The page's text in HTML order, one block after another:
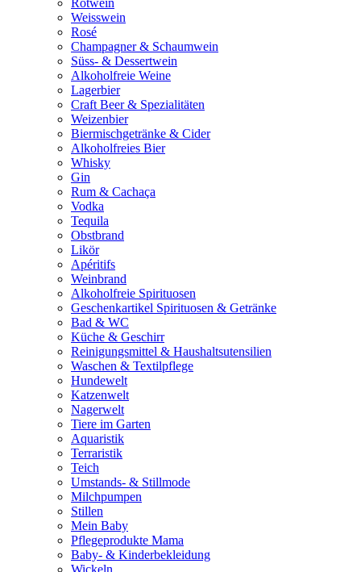
Rotwein
Weisswein
Rosé
Champagner & Schaumwein
Süss- & Dessertwein
Alkoholfreie Weine
Lagerbier
Craft Beer & Spezialitäten
Weizenbier
Biermischgetränke & Cider
Alkoholfreies Bier
Whisky
Gin
Rum & Cachaça
Vodka
Tequila
Obstbrand
Likör
Apéritifs
Weinbrand
Alkoholfreie Spirituosen
Geschenkartikel Spirituosen & Getränke
Bad & WC
Küche & Geschirr
Reinigungsmittel & Haushaltsutensilien
Waschen & Textilpflege
Hundewelt
Katzenwelt
Nagerwelt
Tiere im Garten
Aquaristik
Terraristik
Teich
Umstands- & Stillmode
Milchpumpen
Stillen
Mein Baby
Pflegeprodukte Mama
Baby- & Kinderbekleidung
Wickeln